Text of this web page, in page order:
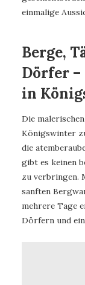
einmalige
Berge,
Dörfer
in
Die
Königswinter
die
gibt es keinen
zu verbringen.
sanften
mehrere Tage
Dörfern und